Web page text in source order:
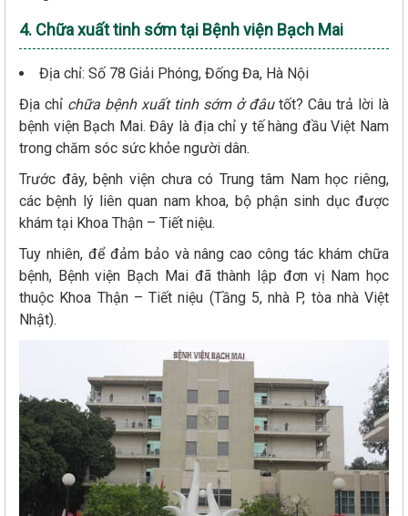
4. Chữa xuất tinh sớm tại Bệnh viện Bạch Mai
Địa chỉ: Số 78 Giải Phóng, Đống Đa, Hà Nội
Địa chỉ chữa bệnh xuất tinh sớm ở đâutốt? Câu trả lời là
bệnh viện Bạch Mai. Đây là địa chỉ y tế hàng đầu Việt Nam
trong chăm sóc sức khỏe người dân.
Trước đây, bệnh viện chưa có Trung tâm Nam học riêng,
các bệnh lý liên quan nam khoa, bộ phận sinh dục được
khám tại Khoa Thận – Tiết niệu.
Tuy nhiên, để đảm bảo và nâng cao công tác khám chữa
bệnh, Bệnh viện Bạch Mai đã thành lập đơn vị Nam học
thuộc Khoa Thận – Tiết niệu (Tầng 5, nhà P, tòa nhà Việt
Nhật).